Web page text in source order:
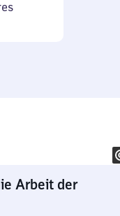
Arbeit der